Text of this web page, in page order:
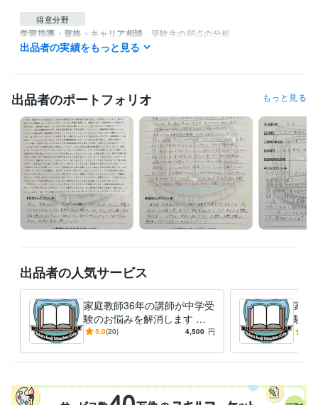
得意分野
学習指導・資格・キャリア相談 受験生の弱点の分析
中学受験
出品者の実績をもっと見る
出品者のポートフォリオ もっと見る
出品者の人気サービス
家庭教師36年の講師が中学受
験のお悩みを解消します 最
難関校対策から発達障害やグ
で対応
5.0(20) 4,500 円
家庭
験の
難関
で対